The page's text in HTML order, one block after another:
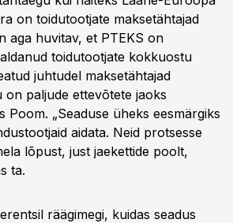
on toidutootjate maksetähtajad
aga huvitav, et PTEKS on
toidutootjate kokkuostu
juhtudel maksetähtajad
on paljude ettevõtete jaoks
Poom. „Seaduse üheks eesmärgiks
aidata. Neid protsesse
lõpust, just jaekettide poolt,
ta.
räägimegi, kuidas seadus